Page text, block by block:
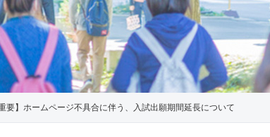
部 文学部
人文学科
過去問題の出題
重要】ホームページ不具合に伴う、入試出願期間延長について